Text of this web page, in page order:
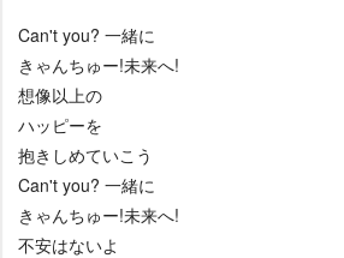
Can't you? 一緒に
きゃんちゅー!未来へ!
想像以上の
ハッピーを
抱きしめていこう
Can't you? 一緒に
きゃんちゅー!未来へ!
不安はないよ